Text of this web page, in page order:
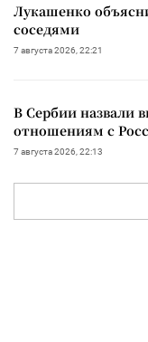
Лукашенко
соседями
7 августа 2026, 22:21
В Сербии назвали
отношениям с
7 августа 2026, 22:13